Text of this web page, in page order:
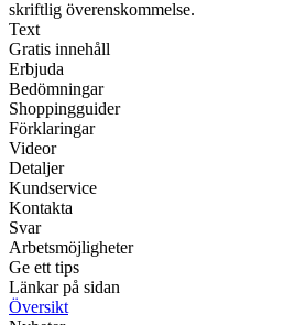
skriftlig överenskommelse.
Text
Gratis innehåll
Erbjuda
Bedömningar
Shoppingguider
Förklaringar
Videor
Detaljer
Kundservice
Kontakta
Svar
Arbetsmöjligheter
Ge ett tips
Länkar på sidan
Översikt